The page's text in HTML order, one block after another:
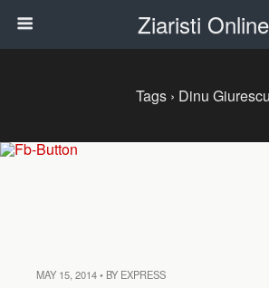
Ziaristi Online
Tags › Dinu Giurescu
MAY 15, 2014 • BY EXPRESS